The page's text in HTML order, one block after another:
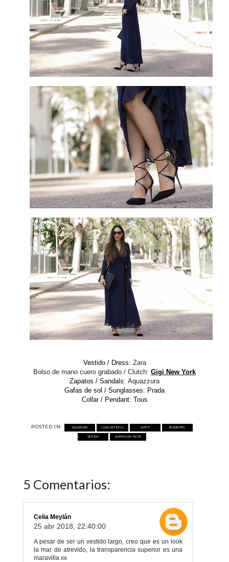
Vestido / Dress: Zara
Bolso de mano cuero grabado / Clutch: Gigi New York
Zapatos / Sandals: Aquazzura
Gafas de sol / Sunglasses: Prada
Collar / Pendant: Tous
POSTED IN: AQUAZZURA LOOK DE FIESTA OUTFIT PENDIENTES
VESTIDO ZAPATOS DE TACÓN
5 Comentarios:
Celia Meylán
25 abr 2018, 22:40:00
A pesar de ser un vestido largo, creo que es un look
la mar de atrevido, la transparencia superior es una
maravilla xx